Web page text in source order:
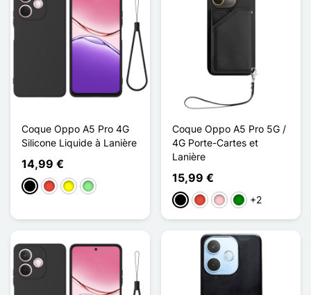
Coque Oppo A5 Pro 4G
Silicone Liquide à Lanière
14,99 €
NegroRojoAmarilloVerde claro
Coque Oppo A5 Pro 5G /
4G Porte-Cartes et
Lanière
15,99 €
NegroRojoRosaVerde
+2